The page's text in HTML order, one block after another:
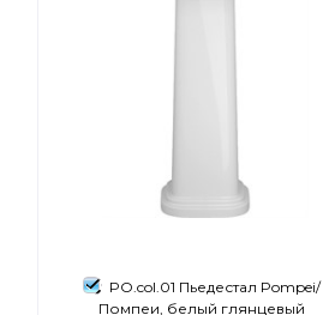
PO.col.01 Пьедестал Pompei/
Помпеи, белый глянцевый